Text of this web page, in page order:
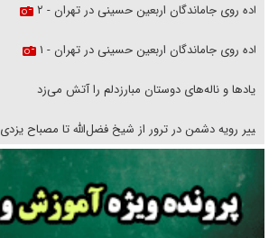
پیاده روی جاماندگان اربعین حسینی در تهران - ۲
پیاده روی جاماندگان اربعین حسینی در تهران - ۱
فریاد‌ها و ناله‌های دوستان مبارزدلم را آتش می‌زد
تغییر رویه دشمن در ترور از شیخ فضل‌الله تا مصباح یزدی
خرید قسطی اولش خنده و آخرش گریه است!
فوتبال و آن «بالا»!